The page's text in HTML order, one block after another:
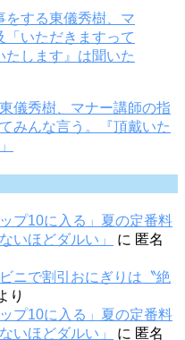
儀秀樹、マナー講師の指
みんな言う。『頂戴いた
プ10に入る」夏の定番料
いほどダルい」
に 匿名
ニで割引おにぎりは〝絶
り
プ10に入る」夏の定番料
いほどダルい」
に 匿名